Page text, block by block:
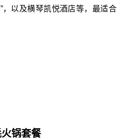
，以及横琴凯悦酒店等，最适合
锅套餐